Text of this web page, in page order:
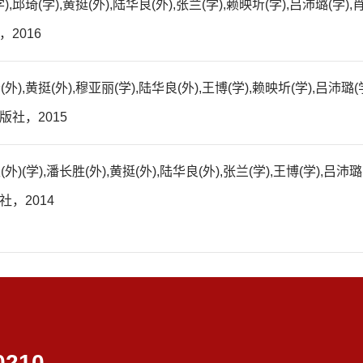
邱琦(学),黄挺(外),陆华良(外),张兰(学),赖映圻(学),吕沛璐(学),
2016
),黄挺(外),穆亚丽(学),陆华良(外),王博(学),赖映圻(学),吕沛璐
社，2015
)(学),潘长胜(外),黄挺(外),陆华良(外),张兰(学),王博(学),吕沛
，2014